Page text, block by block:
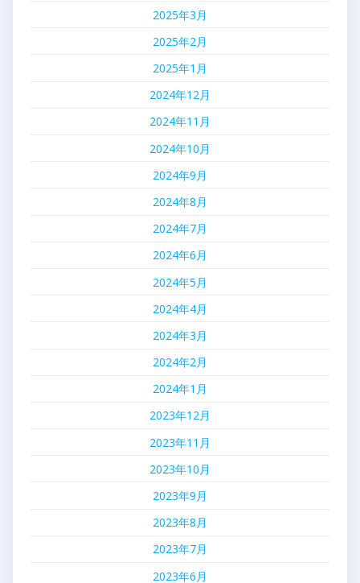
2025年3月
2025年2月
2025年1月
2024年12月
2024年11月
2024年10月
2024年9月
2024年8月
2024年7月
2024年6月
2024年5月
2024年4月
2024年3月
2024年2月
2024年1月
2023年12月
2023年11月
2023年10月
2023年9月
2023年8月
2023年7月
2023年6月